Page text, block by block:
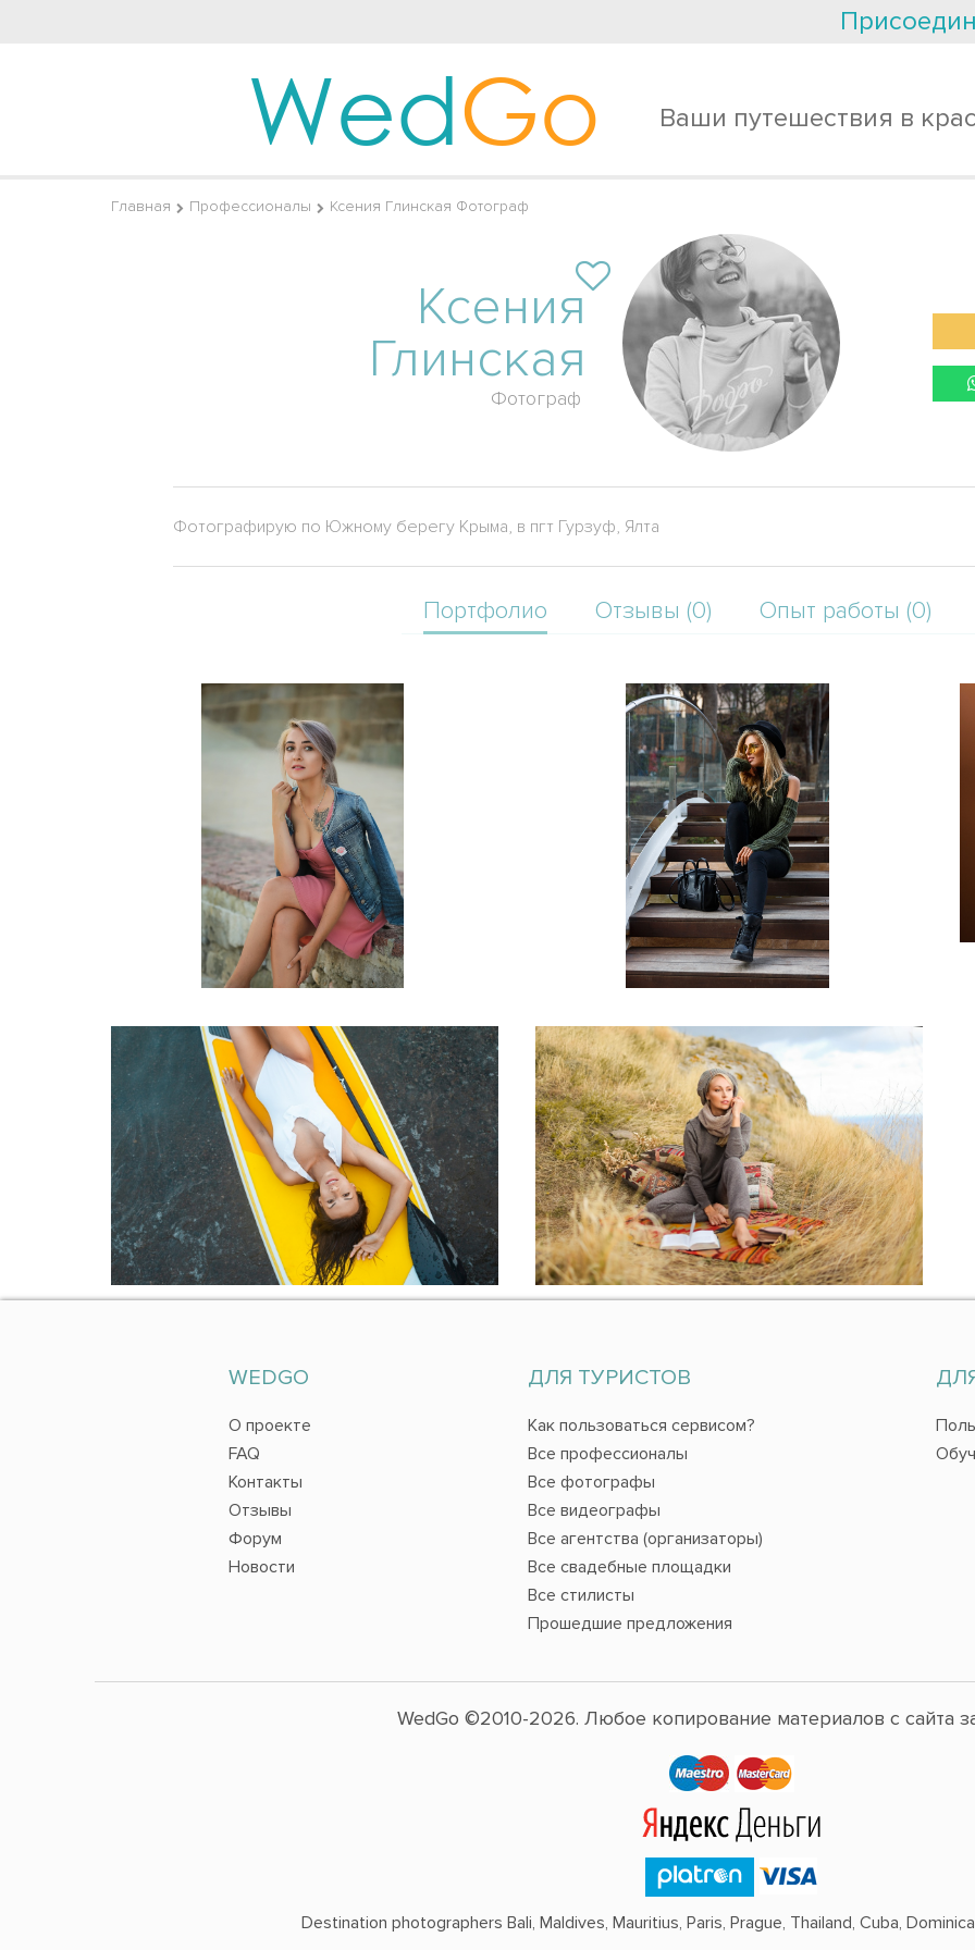
WedGo Ваши путешествия в
Главная Профессионалы Ксения Глинская Фотограф
Ксения
Глинская
Фотограф
Фотографирую по Южному берегу Крыма, в пгт Гурзуф, Ялта
Портфолио Отзывы (0) Опыт работы (0)
WEDGO
О проекте
FAQ
Контакты
Отзывы
Форум
Новости
ДЛЯ ТУРИСТОВ
Как пользоваться сервисом?
Все профессионалы
Все фотографы
Все видеографы
Все агентства (организаторы)
Все свадебные площадки
Все стилисты
Прошедшие предложения
WedGo ©2010-2026. Любое копирование материалов с сайта
Destination photographers Bali, Maldives, Mauritius, Paris, Prague, Thailand, Cuba,